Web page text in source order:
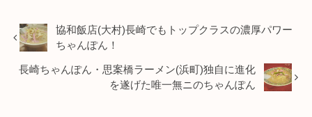
協和飯店(大村)長崎でもトップクラスの濃厚パワー
ちゃんぽん！
長崎ちゃんぽん・思案橋ラーメン(浜町)独自に進化
を遂げた唯一無ニのちゃんぽん